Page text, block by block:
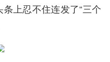
条上忍不住连发了“三个